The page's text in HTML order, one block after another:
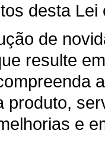
desta Lei
de
resulte
produto,
e